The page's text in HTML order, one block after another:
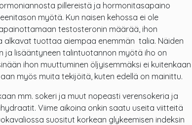
pillereistä ja hormonitasapaino
myötä. Kun naisen kehossa ei ole
testosteronin määrää, ihon
alkavat tuottaa aiempaa enemmän talia. Näiden
ja lisääntyneen talintuotannon myötä iho on
ihon muuttuminen öljyisemmäksi ei kuitenkaan
myös muita tekijöitä, kuten edellä on mainittu.
mm. sokeri ja muut nopeasti verensokeria ja
Viime aikoina onkin saatu useita viitteitä
suositut korkean glykeemisen indeksin